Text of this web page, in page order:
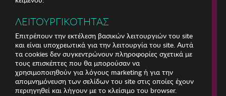
ΛΕΙΤΟΥΡΓΙΚΟΤΗΤΑΣ
Επιτρέπουν την εκτέλεση βασικών λειτουργιών του site
και είναι υποχρεωτικά για την λειτουργία του site. Αυτά
τα cookies δεν συγκεντρώνουν πληροφορίες σχετικά με
τους επισκέπτες που θα μπορούσαν να
χρησιμοποιηθούν για λόγους marketing ή για την
απομνημόνευση των σελίδων του site στις οποίες έχουν
περιηγηθεί και λήγουν με το κλείσιμο του browser.